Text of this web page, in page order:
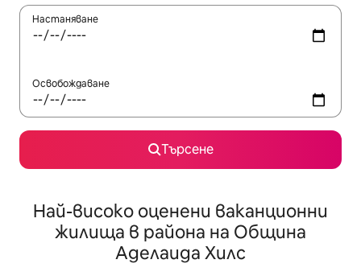
Настаняване
Освобождаване
Търсене
Най-високо оценени ваканционни
жилища в района на Община
Аделаида Хилс